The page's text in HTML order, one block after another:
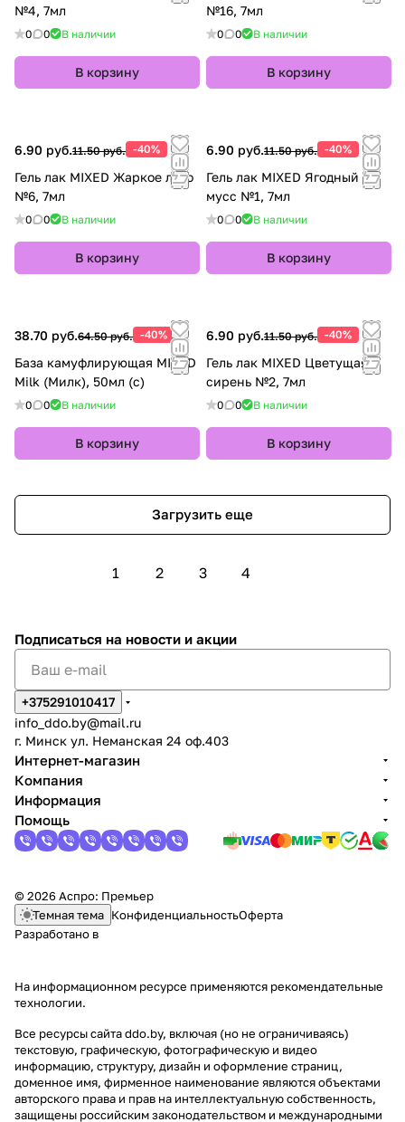
№4, 7мл
0 0 В наличии
В корзину
№16, 7мл
0 0 В наличии
В корзину
6.90 руб.11.50 руб. -40%
Гель лак MIXED Жаркое лето
№6, 7мл
0 0 В наличии
В корзину
6.90 руб.11.50 руб. -40%
Гель лак MIXED Ягодный
мусс №1, 7мл
0 0 В наличии
В корзину
38.70 руб.64.50 руб. -40%
База камуфлирующая MIXED
Milk (Милк), 50мл (с)
0 0 В наличии
В корзину
6.90 руб.11.50 руб. -40%
Гель лак MIXED Цветущая
сирень №2, 7мл
0 0 В наличии
В корзину
Загрузить еще
1 2 3 4
Подписаться на новости и акции
+375291010417
info_ddo.by@mail.ru
г. Минск ул. Неманская 24 оф.403
Интернет-магазин
Компания
Информация
Помощь
© 2026 Аспро: Премьер
Темная тема КонфиденциальностьОферта
Разработано в
На информационном ресурсе применяются рекомендательные
технологии.
Все ресурсы сайта ddo.by, включая (но не ограничиваясь)
текстовую, графическую, фотографическую и видео
информацию, структуру, дизайн и оформление страниц,
доменное имя, фирменное наименование являются объектами
авторского права и прав на интеллектуальную собственность,
защищены российским законодательством и международными